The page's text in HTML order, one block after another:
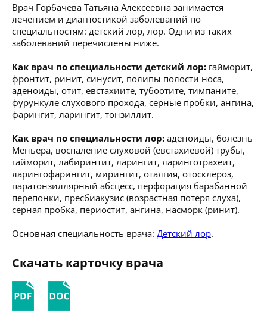
Врач Горбачева Татьяна Алексеевна занимается
лечением и диагностикой заболеваний по
специальностям: детский лор, лор. Одни из таких
заболеваний перечислены ниже.
Как врач по специальности детский лор: гайморит,
фронтит, ринит, синусит, полипы полости носа,
аденоиды, отит, евстахиите, тубоотите, тимпаните,
фурункуле слухового прохода, серные пробки, ангина,
фарингит, ларингит, тонзиллит.
Как врач по специальности лор: аденоиды, болезнь
Меньера, воспаление слуховой (евстахиевой) трубы,
гайморит, лабиринтит, ларингит, ларинготрахеит,
ларингофарингит, мирингит, оталгия, отосклероз,
паратонзиллярный абсцесс, перфорация барабанной
перепонки, пресбиакузис (возрастная потеря слуха),
серная пробка, периостит, ангина, насморк (ринит).
Основная специальность врача: Детский лор.
Скачать карточку врача